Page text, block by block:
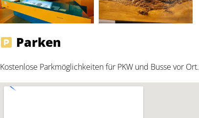
Parken
Kostenlose Parkmöglichkeiten für PKW und Busse vor Ort.